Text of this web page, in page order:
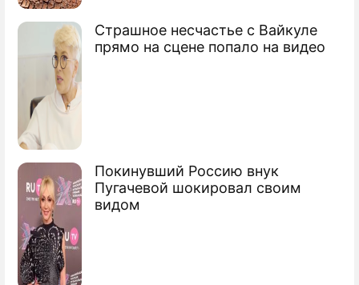
Страшное несчастье с Вайкуле
прямо на сцене попало на видео
Покинувший Россию внук
Пугачевой шокировал своим
видом